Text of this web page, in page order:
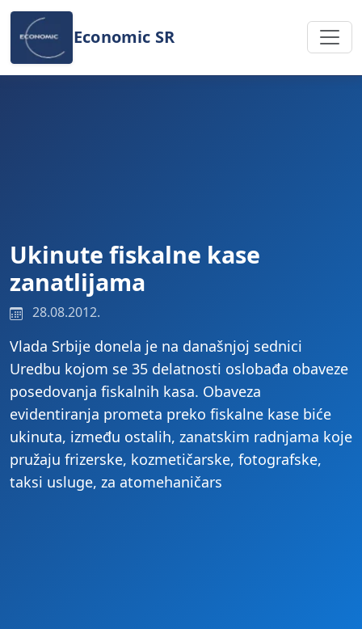
Preskoči na sadržaj
Economic SR
Ukinute fiskalne kase
zanatlijama
28.08.2012.
Vlada Srbije donela je na današnjoj sednici
Uredbu kojom se 35 delatnosti oslobađa obaveze
posedovanja fiskalnih kasa. Obaveza
evidentiranja prometa preko fiskalne kase biće
ukinuta, između ostalih, zanatskim radnjama koje
pružaju frizerske, kozmetičarske, fotografske,
taksi usluge, za atomehaničars